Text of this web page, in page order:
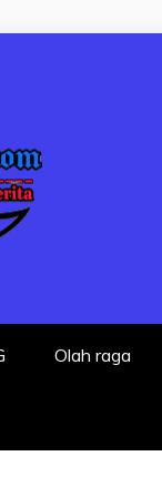
Olah raga